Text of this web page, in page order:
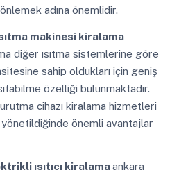
adına önemlidir.
makinesi kiralama
diğer ısıtma sistemlerine göre
sahip oldukları için geniş
özelliği bulunmaktadır.
cihazı kiralama hizmetleri
yönetildiğinde önemli avantajlar
ısıtıcı kiralamaankara